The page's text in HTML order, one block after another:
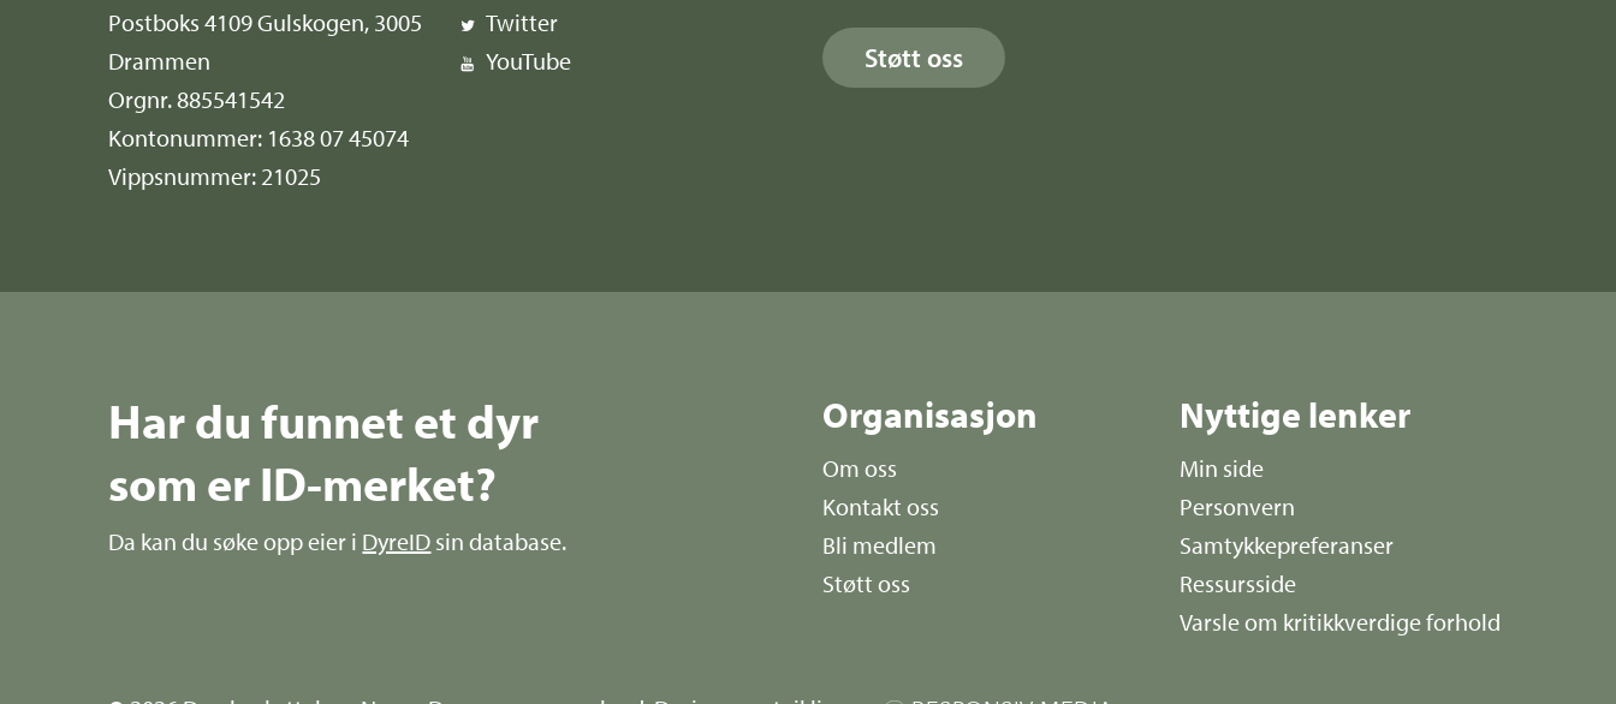
Postboks 4109 Gulskogen, 3005
Drammen
Orgnr. 885541542
Kontonummer: 1638 07 45074
Vippsnummer: 21025
Twitter
YouTube
Støtt oss
Har du funnet et dyr
som er ID-merket?
Da kan du søke opp eier i DyreID sin database.
Organisasjon
Om oss
Kontakt oss
Bli medlem
Støtt oss
Nyttige lenker
Min side
Personvern
Samtykkepreferanser
Ressursside
Varsle om kritikkverdige forhold